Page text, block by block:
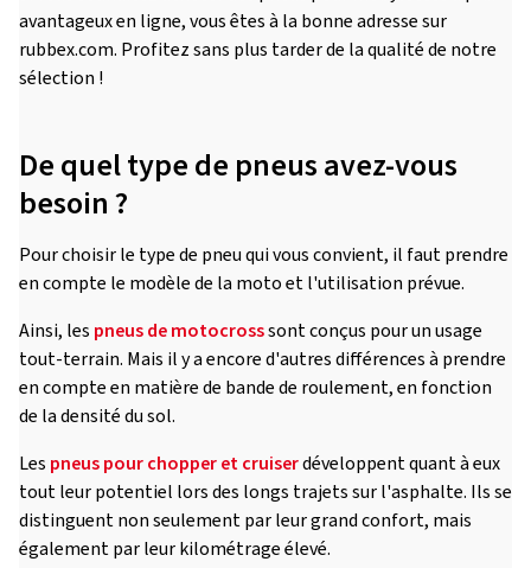
avantageux en ligne, vous êtes à la bonne adresse sur
rubbex.com. Profitez sans plus tarder de la qualité de notre
sélection !
De quel type de pneus avez-vous
besoin ?
Pour choisir le type de pneu qui vous convient, il faut prendre
en compte le modèle de la moto et l'utilisation prévue.
Ainsi, les pneus de motocrosssont conçus pour un usage
tout-terrain. Mais il y a encore d'autres différences à prendre
en compte en matière de bande de roulement, en fonction
de la densité du sol.
Les pneus pour chopper et cruiserdéveloppent quant à eux
tout leur potentiel lors des longs trajets sur l'asphalte. Ils se
distinguent non seulement par leur grand confort, mais
également par leur kilométrage élevé.